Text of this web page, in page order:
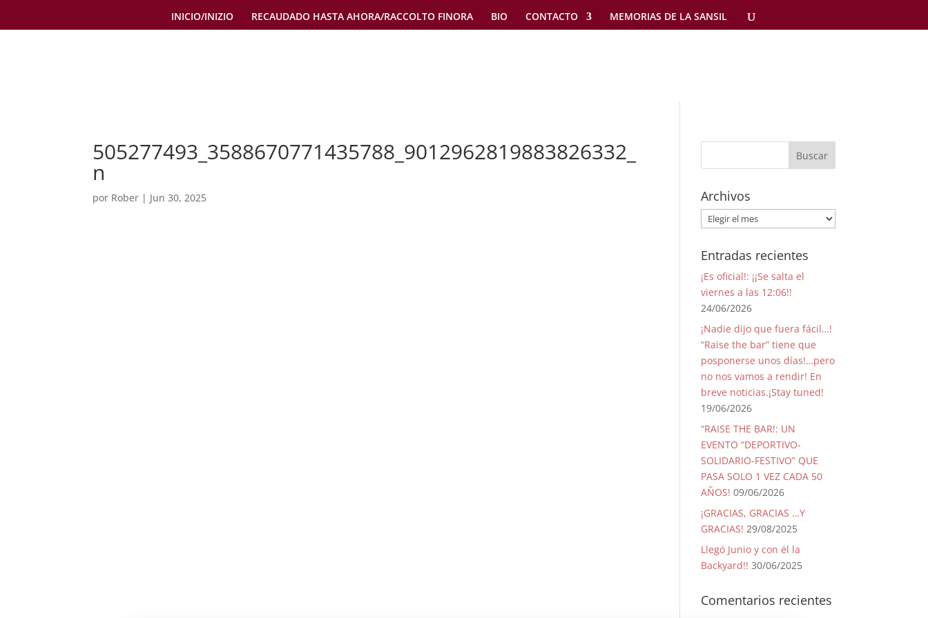
INICIO/INIZIO RECAUDADO HASTA AHORA/RACCOLTO FINORA BIO CONTACTO MEMORIAS DE LA SANSIL
505277493_3588670771435788_9012962819883826332_
n
por Rober | Jun 30, 2025 Archivos
Archivos
Entradas recientes
¡Es oficial!: ¡¡Se salta el
viernes a las 12:06!!
24/06/2026
¡Nadie dijo que fuera fácil…!
“Raise the bar” tiene que
posponerse unos días!…pero
no nos vamos a rendir! En
breve noticias.¡Stay tuned!
19/06/2026
“RAISE THE BAR!: UN
EVENTO “DEPORTIVO-
SOLIDARIO-FESTIVO” QUE
PASA SOLO 1 VEZ CADA 50
AÑOS! 09/06/2026
¡GRACIAS, GRACIAS …Y
GRACIAS! 29/08/2025
Llegó Junio y con él la
Backyard!! 30/06/2025
Comentarios recientes